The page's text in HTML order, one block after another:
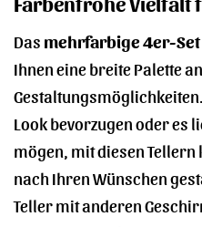
Das mehrfarbige 4er-
Ihnen eine breite Palette an
Look bevorzugen oder es
mögen, mit diesen Tellern
nach Ihren Wünschen
Teller mit anderen